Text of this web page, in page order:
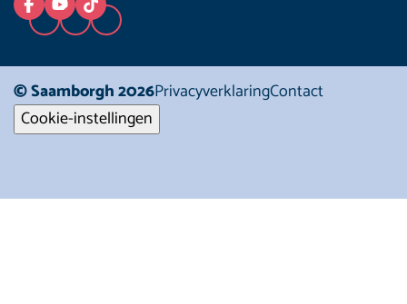
Logo Facebook
Logo YouTube
Logo TikTok
© Saamborgh 2026PrivacyverklaringContact
Cookie-instellingen